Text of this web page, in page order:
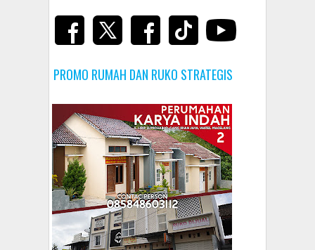
PROMO RUMAH DAN RUKO STRATEGIS